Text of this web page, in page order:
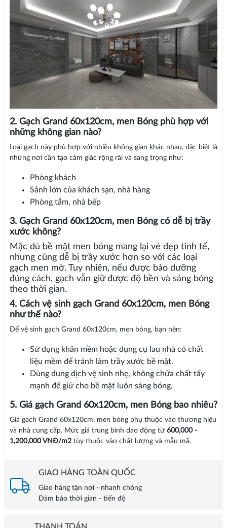
2. Gạch Grand 60x120cm, men Bóng phù hợp với
những không gian nào?
Loại gạch này phù hợp với nhiều không gian khác nhau, đặc biệt là
những nơi cần tạo cảm giác rộng rãi và sang trọng như:
Phòng khách
Sảnh lớn của khách sạn, nhà hàng
Phòng tắm, nhà bếp
3. Gạch Grand 60x120cm, men Bóng có dễ bị trầy
xước không?
Mặc dù bề mặt men bóng mang lại vẻ đẹp tinh tế,
nhưng cũng dễ bị trầy xước hơn so với các loại
gạch men mờ. Tuy nhiên, nếu được bảo dưỡng
đúng cách, gạch vẫn giữ được độ bền và sáng bóng
theo thời gian.
4. Cách vệ sinh gạch Grand 60x120cm, men Bóng
như thế nào?
Để vệ sinh gạch Grand 60x120cm, men bóng, bạn nên:
Sử dụng khăn mềm hoặc dụng cụ lau nhà có chất
liệu mềm để tránh làm trầy xước bề mặt.
Dùng dung dịch vệ sinh nhẹ, không chứa chất tẩy
mạnh để giữ cho bề mặt luôn sáng bóng.
5. Giá gạch Grand 60x120cm, men Bóng bao nhiêu?
Giá gạch Grand 60x120cm, men bóng phụ thuộc vào thương hiệu
và nhà cung cấp. Mức giá trung bình dao động từ 600,000 -
1,200,000 VNĐ/m2tùy thuộc vào chất lượng và mẫu mã.
GIAO HÀNG TOÀN QUỐC
Giao hàng tận nơi - nhanh chóng
Đảm bảo thời gian - tiến độ